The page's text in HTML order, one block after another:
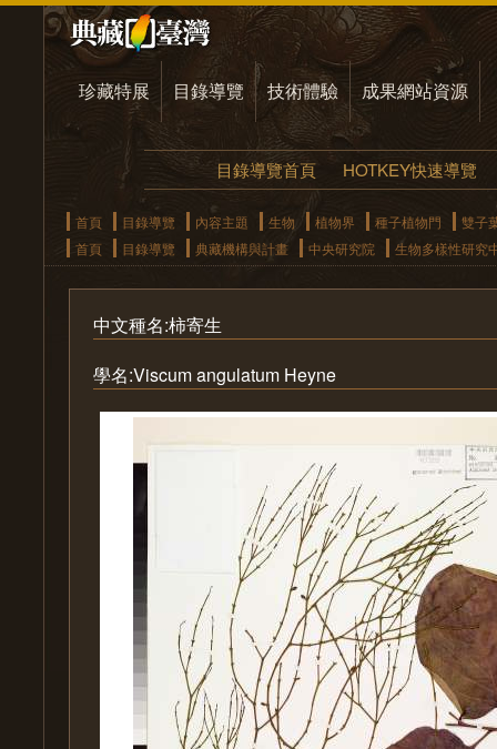
珍藏特展 目錄導覽 技術體驗 成果網站資源
目錄導覽首頁 HOTKEY快速導覽
首頁 目錄導覽 內容主題 生物 植物界 種子植物門
雙子
首頁
目錄導覽 典藏機構與計畫 中央研究院 生物多樣性研究
中文種名:柿寄生
學名:Viscum angulatum Heyne